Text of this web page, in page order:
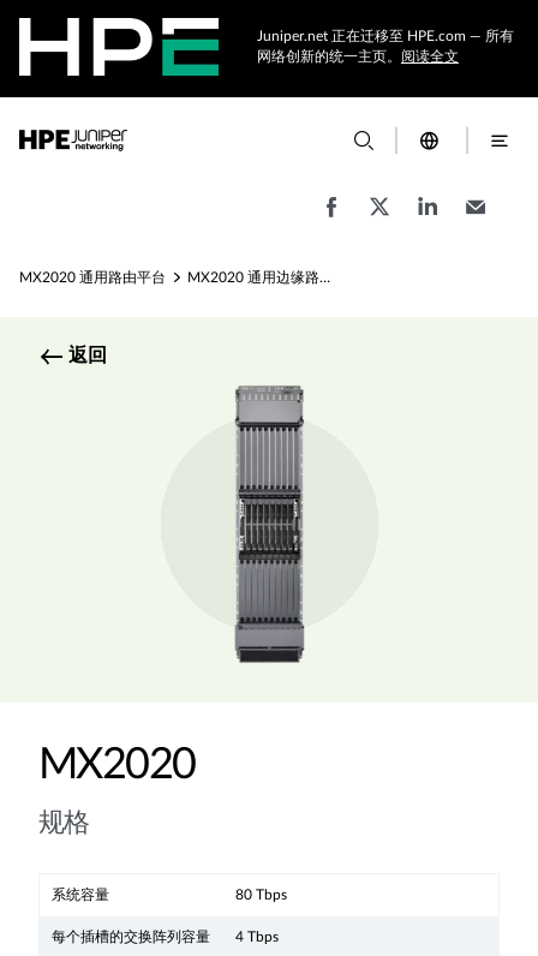
Juniper.net 正在迁移至 HPE.com — 所有
网络创新的统一主页。 阅读全文
MX2020 通用路由平台 MX2020 通用边缘路由器规格
返回
MX2020
规格
系统容量 80 Tbps
每个插槽的交换阵列容量 4 Tbps